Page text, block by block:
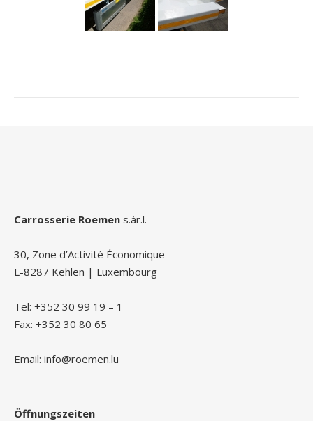
Carrosserie Roemen s.àr.l.
30, Zone d’Activité Économique
L-8287 Kehlen | Luxembourg
Tel: +352 30 99 19 – 1
Fax: +352 30 80 65
Email: info@roemen.lu
Öffnungszeiten